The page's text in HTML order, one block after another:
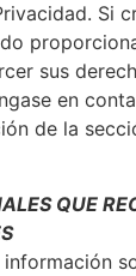
Si
sus
en
de la
QUE